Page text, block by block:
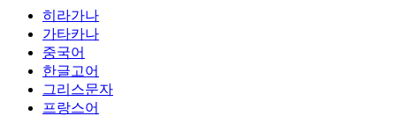
히라가나
가타카나
중국어
한글고어
그리스문자
프랑스어